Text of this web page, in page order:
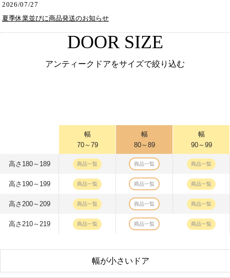
2026/07/27
夏季休業並びに商品発送のお知らせ
DOOR SIZE
アンティークドアをサイズで絞り込む
幅
70～79
幅
80～89
幅
90～99
高さ180～189 商品一覧 商品一覧 商品一覧
高さ190～199 商品一覧 商品一覧 商品一覧
高さ200～209 商品一覧 商品一覧 商品一覧
高さ210～219 商品一覧 商品一覧 商品一覧
幅が小さいドア